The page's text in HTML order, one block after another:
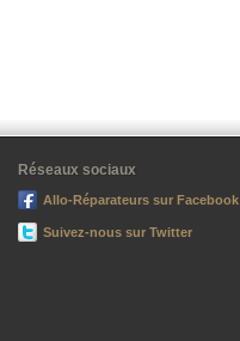
Réseaux sociaux
Allo-Réparateurs sur Facebook
Suivez-nous sur Twitter